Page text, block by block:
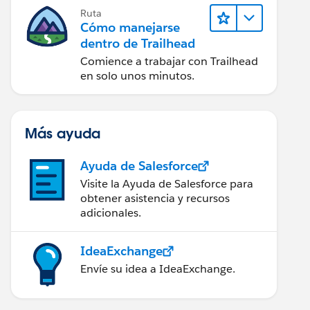
Ruta
Cómo manejarse
dentro de Trailhead
Comience a trabajar con Trailhead
en solo unos minutos.
Más ayuda
Ayuda de Salesforce
Visite la Ayuda de Salesforce para
obtener asistencia y recursos
adicionales.
IdeaExchange
Envíe su idea a IdeaExchange.